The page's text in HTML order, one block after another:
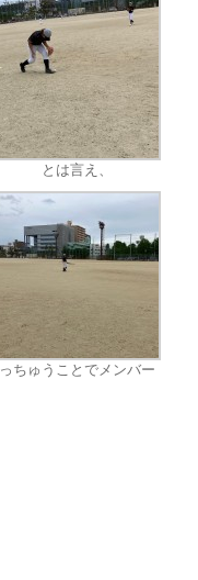
とは言え、
っちゅうことでメンバー